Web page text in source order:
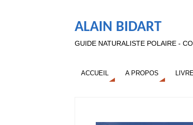
ALAIN BIDART
GUIDE NATURALISTE POLAIRE -
ACCUEIL A PROPOS